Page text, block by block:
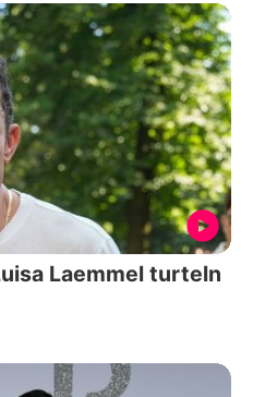
Laemmel turteln